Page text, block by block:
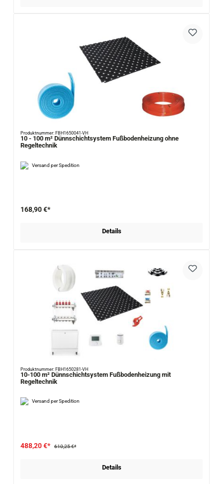
Produktnummer: FBH1650041-VH
10 - 100 m² Dünnschichtsystem Fußbodenheizung ohne
Regeltechnik
Versand per Spedition
168,90 €*
Details
Produktnummer: FBH1650281-VH
10-100 m² Dünnschichtsystem Fußbodenheizung mit
Regeltechnik
Versand per Spedition
488,20 €* 610,25 €*
Details